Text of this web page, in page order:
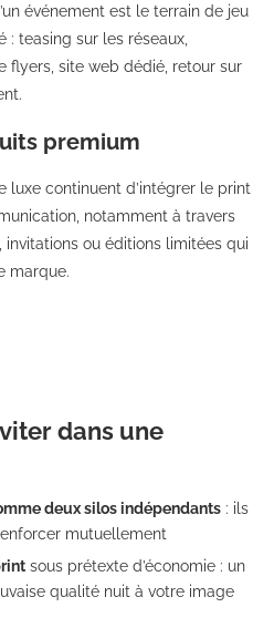
événement est le terrain de jeu
teasing sur les réseaux,
flyers, site web dédié, retour sur
premium
luxe continuent d’intégrer le print
notamment à travers
ou éditions limitées qui
marque.
dans une
deux silos indépendants : ils
mutuellement
sous prétexte d’économie : un
qualité nuit à votre image